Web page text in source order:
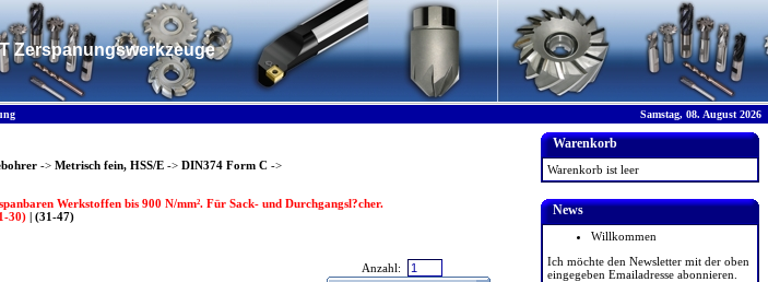
Zerspanungswerkzeuge
Samstag, 08. August 2026
-> Metrisch fein, HSS/E -> DIN374 Form C ->
Werkstoffen bis 900 N/mm². Für Sack- und Durchgangsl?cher.
30) | (31-47)
Anzahl:
Warenkorb
Warenkorb ist leer
News
Willkommen
Ich möchte den Newsletter mit der oben
eingegeben Emailadresse abonnieren.